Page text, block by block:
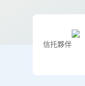
信托夥伴